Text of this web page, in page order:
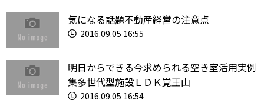
気になる話題不動産経営の注意点
2016.09.05 16:55
明日からできる今求められる空き室活用実例
集多世代型施設ＬＤＫ覚王山
2016.09.05 16:54